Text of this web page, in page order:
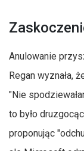
Anulowanie
Regan wyznała,
"Nie
to było
proponując